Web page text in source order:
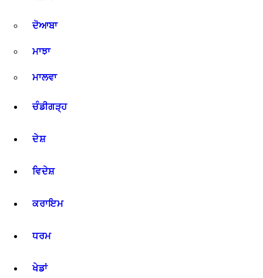
ਦੋਆਬਾ
ਮਾਝਾ
ਮਾਲਵਾ
ਚੰਡੀਗੜ੍ਹ
ਦੇਸ਼
ਵਿਦੇਸ਼
ਕਰਾਇਮ
ਧਰਮ
ਖੇਡਾਂ